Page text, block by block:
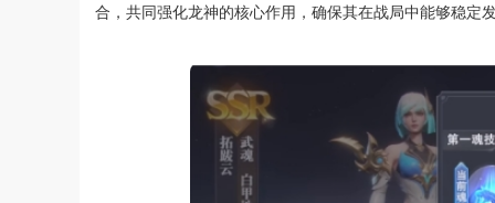
合，共同强化龙神的核心作用，确保其在战局中能够稳定